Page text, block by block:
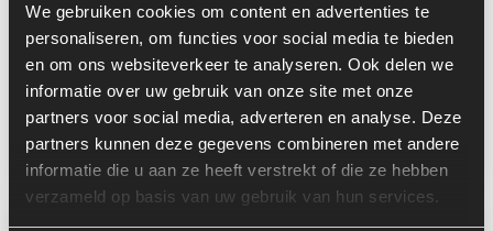
We gebruiken cookies om content en advertenties te
personaliseren, om functies voor social media te bieden
en om ons websiteverkeer te analyseren. Ook delen we
informatie over uw gebruik van onze site met onze
partners voor social media, adverteren en analyse. Deze
partners kunnen deze gegevens combineren met andere
informatie die u aan ze heeft verstrekt of die ze hebben
verzameld op basis van uw gebruik van hun services.
Locatie:
4A5H
Past op de volgende machines:
Liebherr A 924 C
Land:
Nederland